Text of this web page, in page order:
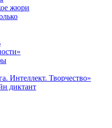
жюри
Интеллект. Творчество»
диктант